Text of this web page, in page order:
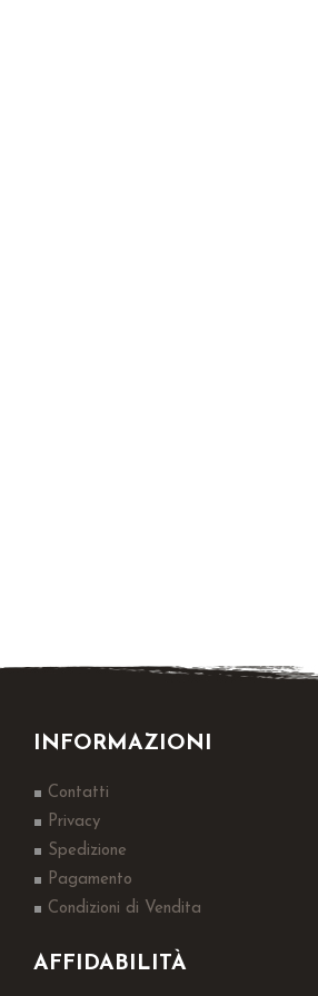
INFORMAZIONI
Contatti
Privacy
Spedizione
Pagamento
Condizioni di Vendita
AFFIDABILITÀ